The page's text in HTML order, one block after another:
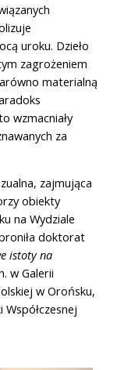
uroku. Dzieło
zagrożeniem
materialną
wzmacniały
za
zajmująca
obiekty
na Wydziale
doktorat
istoty na
w Galerii
w Orońsku,